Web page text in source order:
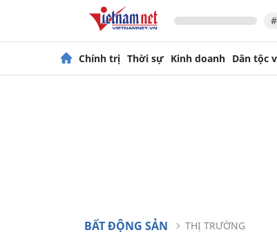
Chính trị Thời sự Kinh doanh Dân tộc
BẤT ĐỘNG SẢN THỊ TRƯỜNG